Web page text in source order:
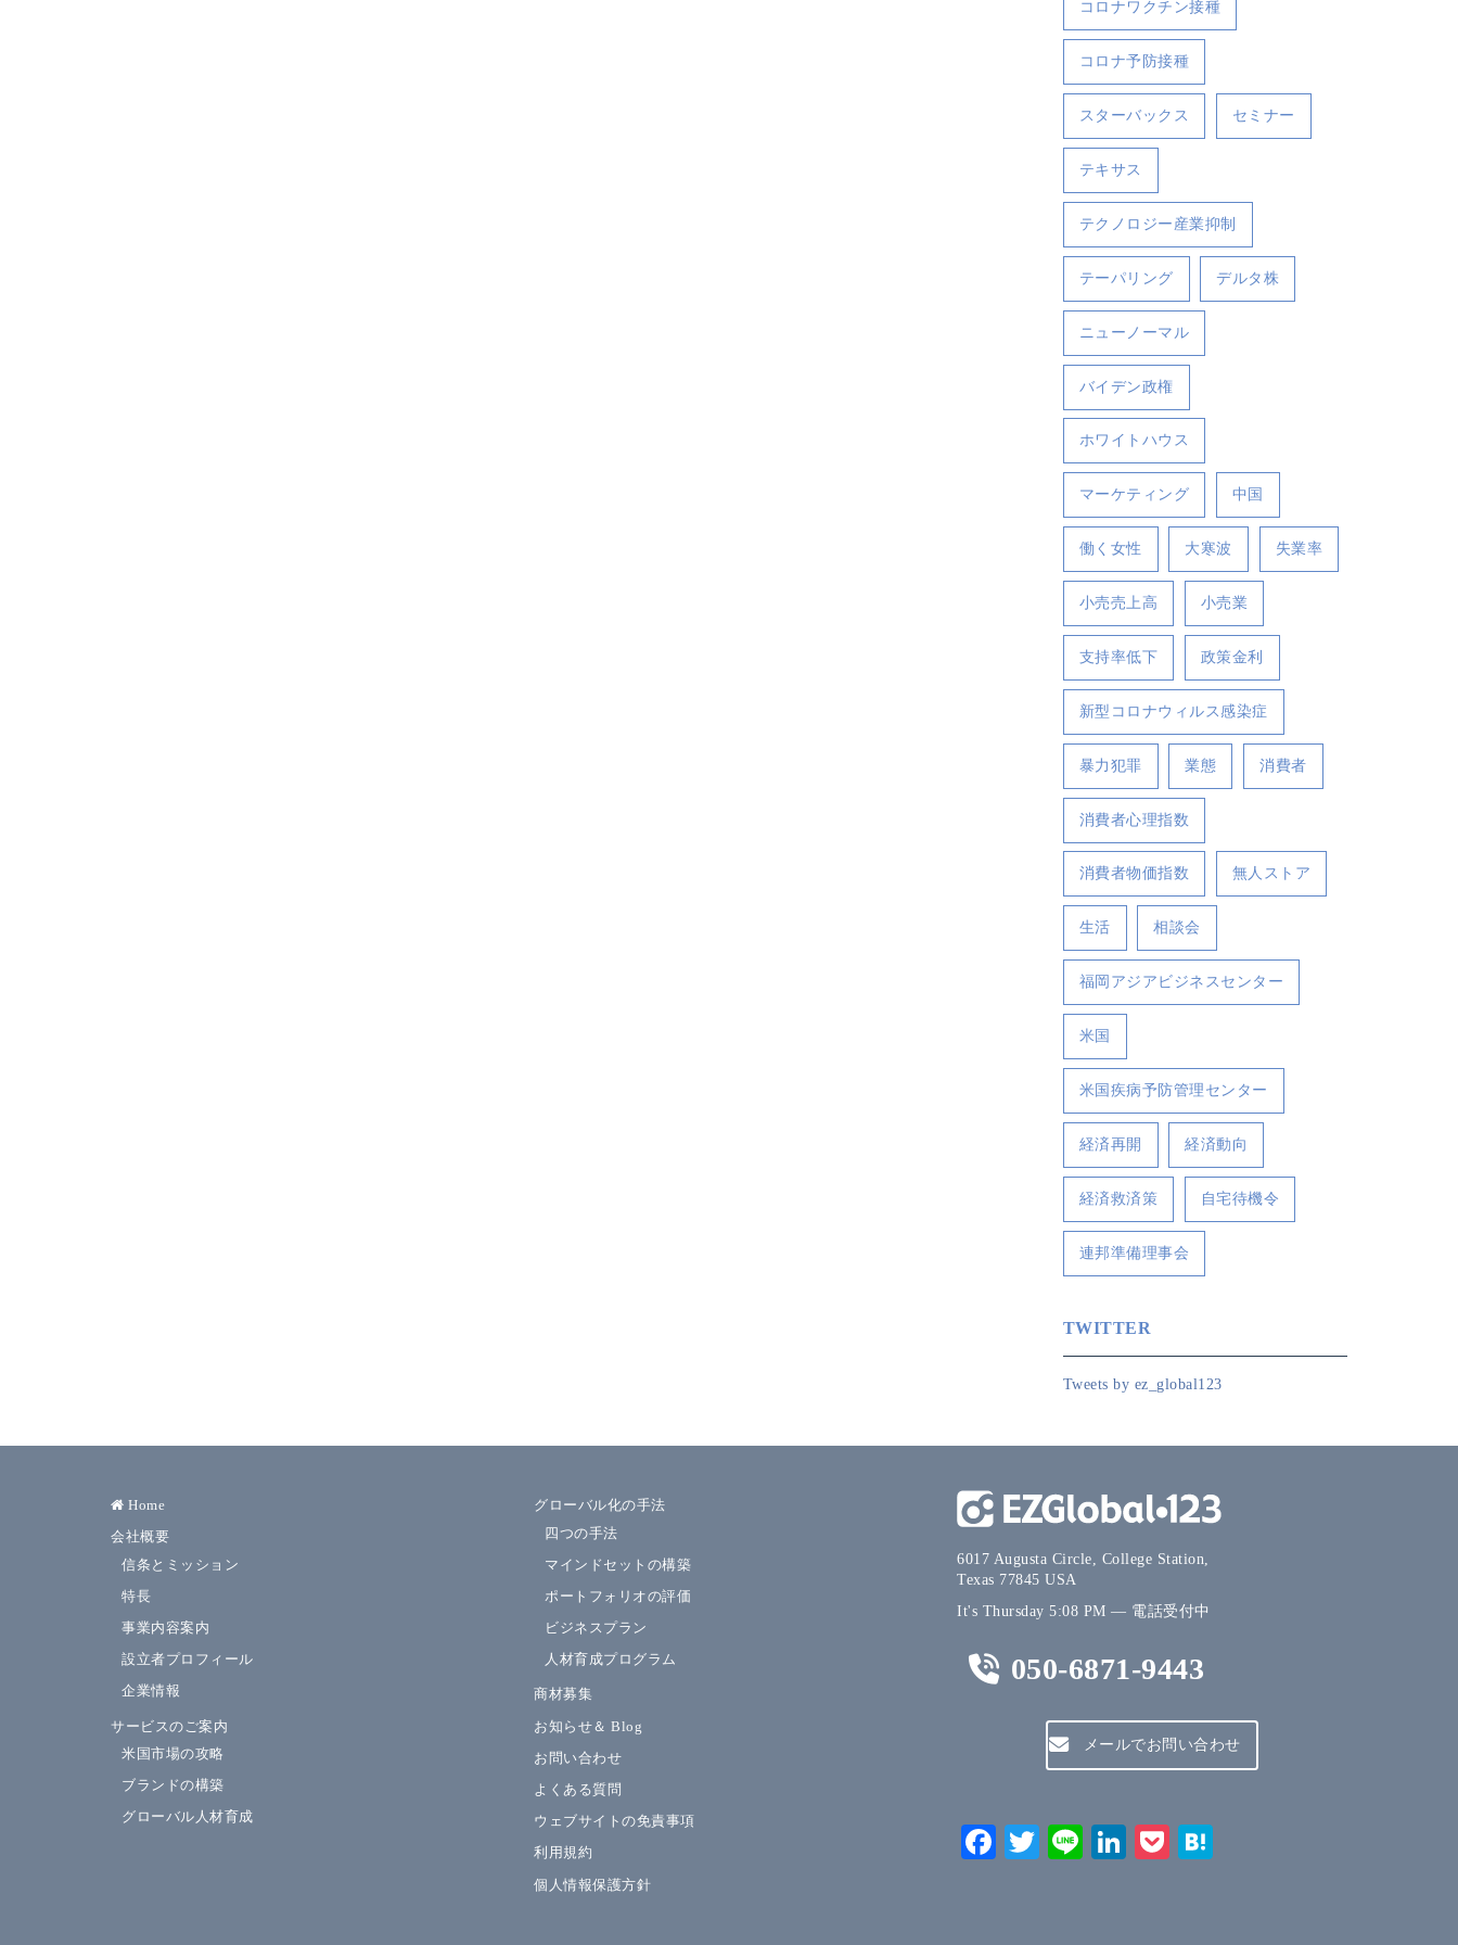
コロナワクチン接種
コロナ予防接種
スターバックス セミナー
テキサス
テクノロジー産業抑制
テーパリング デルタ株
ニューノーマル
バイデン政権
ホワイトハウス
マーケティング 中国
働く女性 大寒波 失業率
小売売上高 小売業
支持率低下 政策金利
新型コロナウィルス感染症
暴力犯罪 業態 消費者
消費者心理指数
消費者物価指数 無人ストア
生活 相談会
福岡アジアビジネスセンター
米国
米国疾病予防管理センター
経済再開 経済動向
経済救済策 自宅待機令
連邦準備理事会
TWITTER
Tweets by ez_global123
Home
会社概要
信条とミッション
特長
事業内容案内
設立者プロフィール
企業情報
サービスのご案内
米国市場の攻略
ブランドの構築
グローバル人材育成
グローバル化の手法
四つの手法
マインドセットの構築
ポートフォリオの評価
ビジネスプラン
人材育成プログラム
商材募集
お知らせ＆ Blog
お問い合わせ
よくある質問
ウェブサイトの免責事項
利用規約
個人情報保護方針
6017 Augusta Circle, College Station,
Texas 77845 USA
It's Thursday 5:08 PM — 電話受付中
050-6871-9443
メールでお問い合わせ
Facebook
Twitter
LineLinkedIn
Pocket